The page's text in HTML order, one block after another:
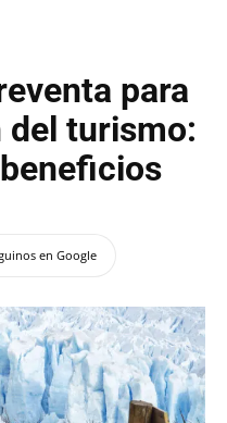
para
del turismo:
en Google